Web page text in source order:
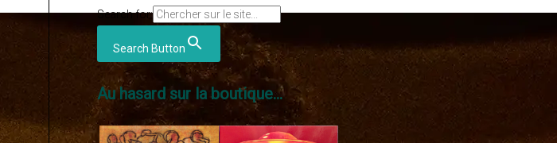
Search for:
Search Button
Au hasard sur la boutique...